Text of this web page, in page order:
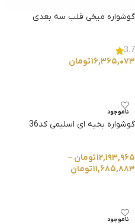
گوشواره میخی قلب سه بعدی
3.7
۱۶,۳۶۵,۰۷۳تومان
ناموجود
گوشواره بخیه ای اسلیمی کد36
۱۲,۱۹۳,۹۶۵تومان –
۱۱,۶۸۵,۸۸۳تومان
ناموجود